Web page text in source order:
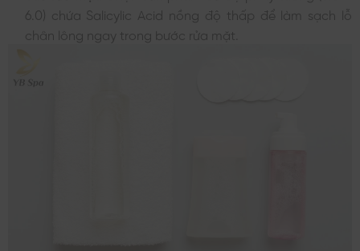
6.0) chứa Salicylic Acid nồng độ thấp để làm sạch lỗ
chân lông ngay trong bước rửa mặt.